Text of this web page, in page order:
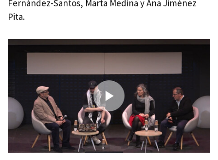
Fernández-Santos, Marta Medina y Ana Jiménez
Pita.